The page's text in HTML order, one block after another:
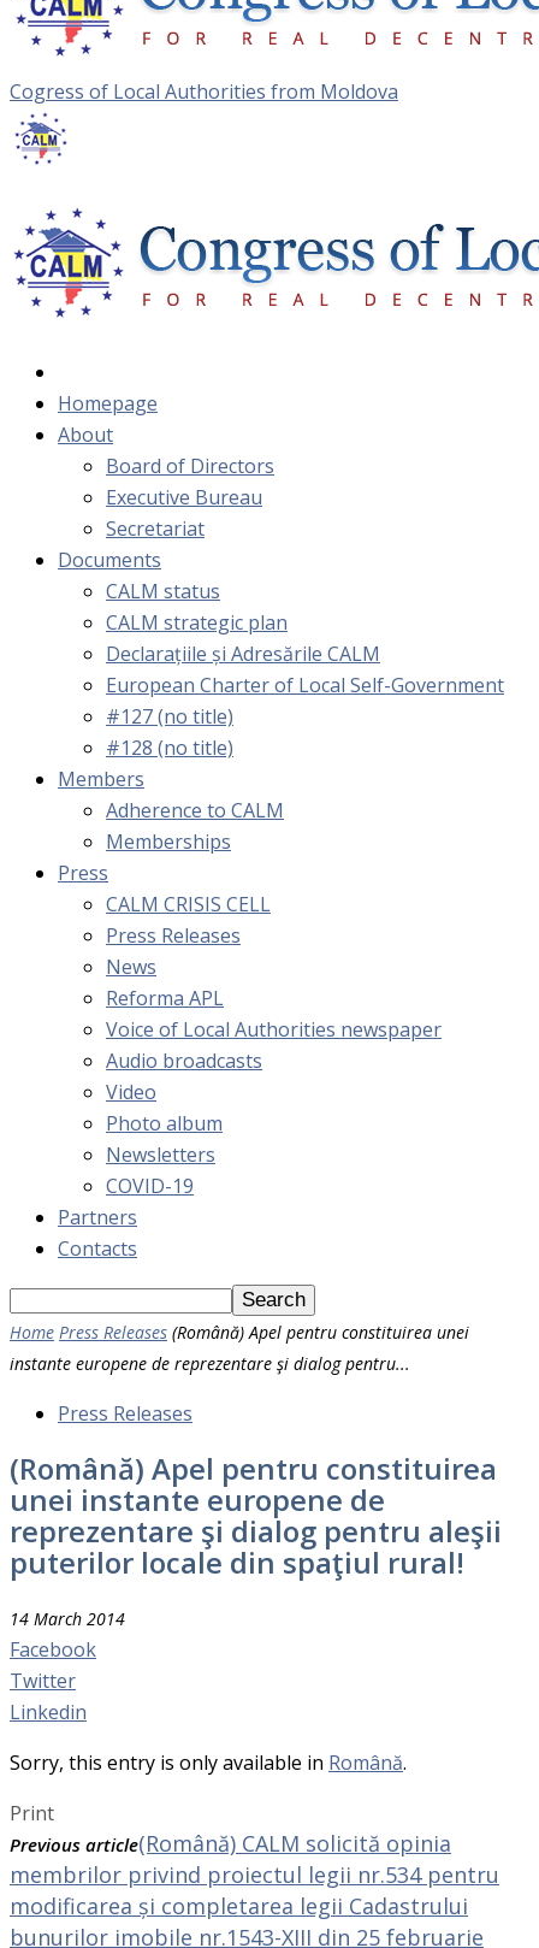
Cogress of Local Authorities from Moldova
Homepage
About
Board of Directors
Executive Bureau
Secretariat
Documents
CALM status
CALM strategic plan
Declarațiile și Adresările CALM
European Charter of Local Self-Government
#127 (no title)
#128 (no title)
Members
Adherence to CALM
Memberships
Press
CALM CRISIS CELL
Press Releases
News
Reforma APL
Voice of Local Authorities newspaper
Audio broadcasts
Video
Photo album
Newsletters
COVID-19
Partners
Contacts
Home Press Releases (Română) Apel pentru constituirea unei
instante europene de reprezentare şi dialog pentru...
Press Releases
(Română) Apel pentru constituirea
unei instante europene de
reprezentare şi dialog pentru aleşii
puterilor locale din spaţiul rural!
14 March 2014
Facebook
Twitter
Linkedin
Sorry, this entry is only available in Română.
Print
Previous article(Română) CALM solicită opinia
membrilor privind proiectul legii nr.534 pentru
modificarea și completarea legii Cadastrului
bunurilor imobile nr.1543-XIII din 25 februarie